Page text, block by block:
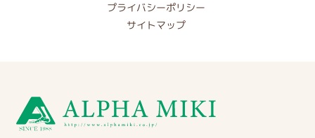
プライバシーポリシー
サイトマップ